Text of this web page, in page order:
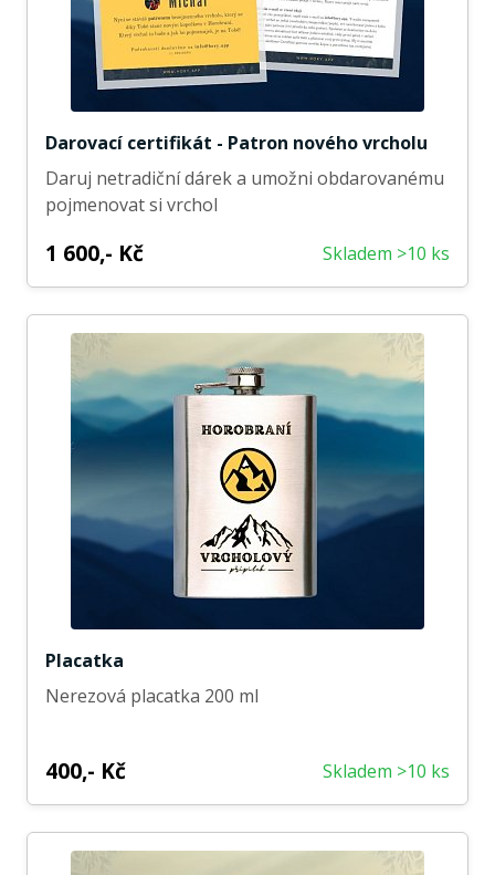
Darovací certifikát - Patron nového vrcholu
Daruj netradiční dárek a umožni obdarovanému
pojmenovat si vrchol
1 600,- Kč Skladem >10 ks
Placatka
Nerezová placatka 200 ml
400,- Kč Skladem >10 ks